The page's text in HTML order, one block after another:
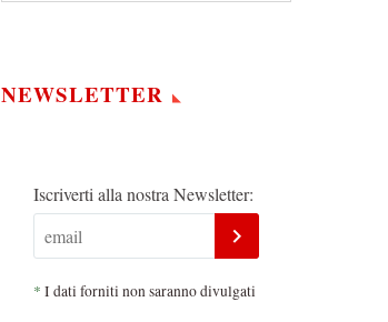
NEWSLETTER
Iscriverti alla nostra Newsletter:
* I dati forniti non saranno divulgati